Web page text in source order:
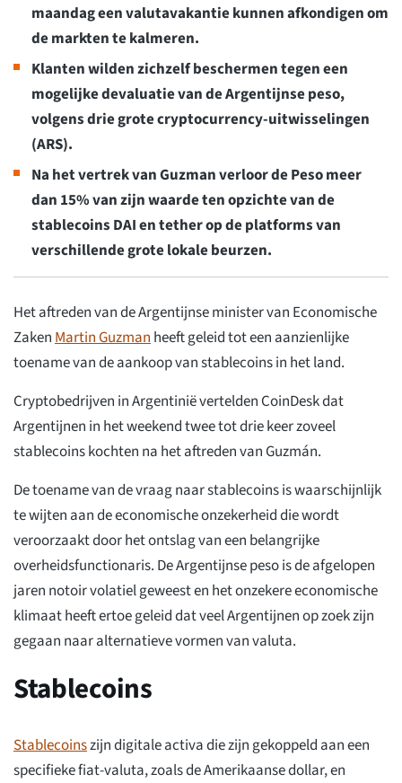
maandag een valutavakantie kunnen afkondigen om
de markten te kalmeren.
Klanten wilden zichzelf beschermen tegen een
mogelijke devaluatie van de Argentijnse peso,
volgens drie grote cryptocurrency-uitwisselingen
(ARS).
Na het vertrek van Guzman verloor de Peso meer
dan 15% van zijn waarde ten opzichte van de
stablecoins DAI en tether op de platforms van
verschillende grote lokale beurzen.
Het aftreden van de Argentijnse minister van Economische
ZakenMartin Guzmanheeft geleid tot een aanzienlijke
toename van de aankoop van stablecoins in het land.
Cryptobedrijven in Argentinië vertelden CoinDesk dat
Argentijnen in het weekend twee tot drie keer zoveel
stablecoins kochten na het aftreden van Guzmán.
De toename van de vraag naar stablecoins is waarschijnlijk
te wijten aan de economische onzekerheid die wordt
veroorzaakt door het ontslag van een belangrijke
overheidsfunctionaris. De Argentijnse peso is de afgelopen
jaren notoir volatiel geweest en het onzekere economische
klimaat heeft ertoe geleid dat veel Argentijnen op zoek zijn
gegaan naar alternatieve vormen van valuta.
Stablecoins
Stablecoinszijn digitale activa die zijn gekoppeld aan een
specifieke fiat-valuta, zoals de Amerikaanse dollar, en